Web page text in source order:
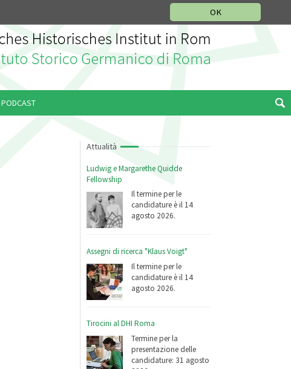
OK
Attualità
Ludwig e Margarethe Quidde
Fellowship
Il termine per le
candidature è il 14
agosto 2026.
Assegni di ricerca "Klaus Voigt"
Il termine per le
candidature è il 14
agosto 2026.
Tirocini al DHI Roma
Termine per la
presentazione delle
candidature: 31 agosto
PODCAST